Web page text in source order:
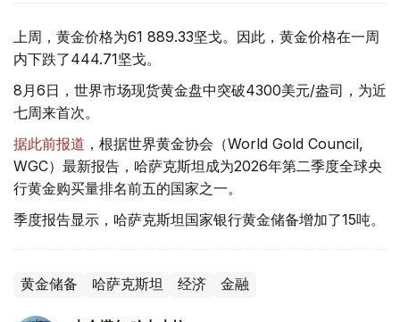
上周，黄金价格为61 889.33坚戈。因此，黄金价格在一周
内下跌了444.71坚戈。
8月6日，世界市场现货黄金盘中突破4300美元/盎司，为近
七周来首次。
据此前报道 ，根据世界黄金协会（World Gold Council,
WGC）最新报告，哈萨克斯坦成为2026年第二季度全球央
行黄金购买量排名前五的国家之一。
季度报告显示，哈萨克斯坦国家银行黄金储备增加了15吨。
黄金储备 哈萨克斯坦 经济 金融